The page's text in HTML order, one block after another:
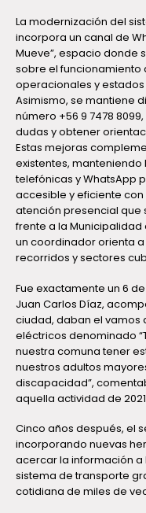
La modernización del
incorpora un canal de
Mueve”, espacio donde
sobre el
operacionales y
Asimismo, se mantiene
número +56 9 7478
dudas y obtener
Estas mejoras
existentes,
telefónicas y WhatsApp
accesible y eficiente con
atención presencial que
frente a la Municipalidad
un coordinador orienta
recorridos y sectores
Fue exactamente un 6
Juan Carlos Díaz,
ciudad, daban el vamos
eléctricos denominado
nuestra comuna tener
nuestros adultos
discapacidad”,
aquella actividad de
Cinco años después, el
incorporando nuevas
acercar la información
sistema de transporte
cotidiana de miles de